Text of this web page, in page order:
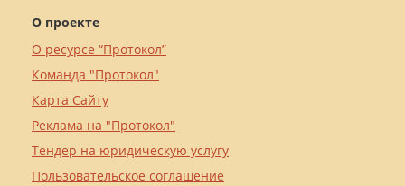
О проекте
О ресурсе “Протокол”
Команда "Протокол"
Карта Сайту
Реклама на "Протокол"
Тендер на юридическую услугу
Пользовательское соглашение